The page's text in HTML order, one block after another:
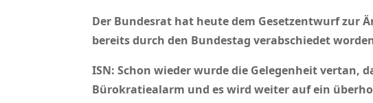
Der Bundesrat hat heute dem Gesetzentwurf zur
bereits durch den Bundestag verabschiedet
ISN: Schon wieder wurde die Gelegenheit
Bürokratiealarm und es wird weiter auf ein